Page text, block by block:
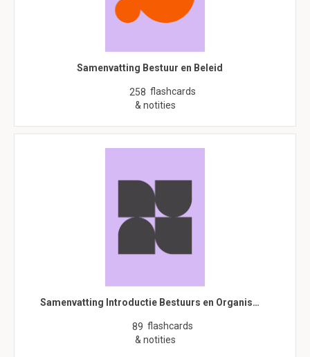
Samenvatting Bestuur en Beleid
258 flashcards
& notities
Samenvatting Introductie Bestuurs en Organis…
89 flashcards
& notities